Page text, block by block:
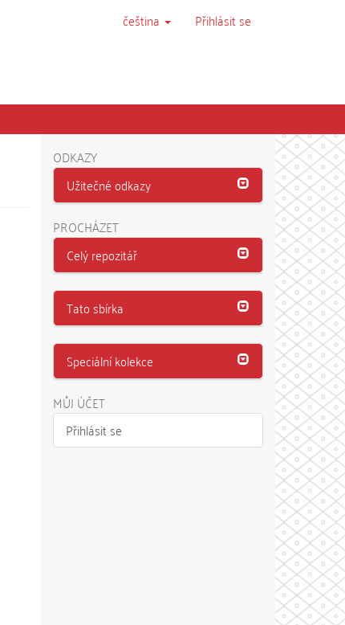
čeština Přihlásit se
ODKAZY
Užitečné odkazy
PROCHÁZET
Celý repozitář
Tato sbírka
Speciální kolekce
MŮJ ÚČET
Přihlásit se